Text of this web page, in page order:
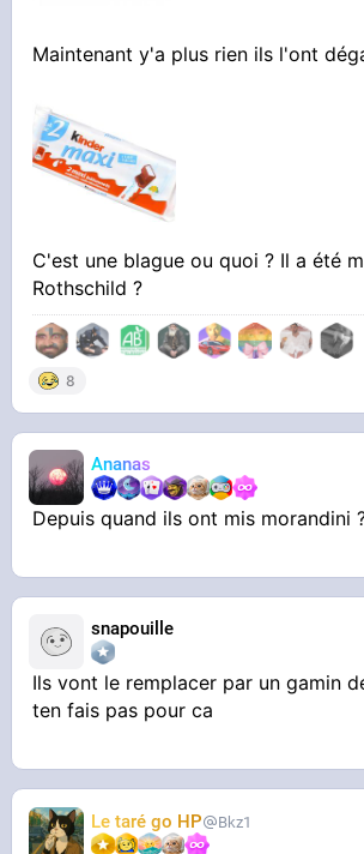
Maintenant y'a plus rien ils l'ont
C'est une blague ou quoi ? Il a été
Rothschild ?
8
Ananas
Depuis quand ils ont mis morandini
snapouille
Ils vont le remplacer par un gamin
ten fais pas pour ca
Le taré go HP Bkz1